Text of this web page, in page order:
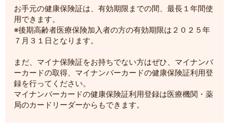
お手元の健康保険証は、有効期限までの間、最長１年間使
用できます。
※後期高齢者医療保険加入者の方の有効期限は２０２５年
７月３１日となります。
まだ、マイナ保険証をお持ちでない方はぜひ、マイナンバ
ーカードの取得、マイナンバーカードの健康保険証利用登
録を行ってください。
マイナンバーカードの健康保険証利用登録は医療機関・薬
局のカードリーダーからもできます。